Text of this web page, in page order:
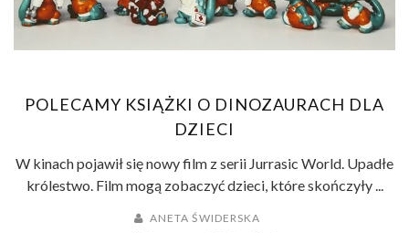
POLECAMY KSIĄŻKI O DINOZAURACH DLA
DZIECI
W kinach pojawił się nowy film z serii Jurrasic World. Upadłe
królestwo. Film mogą zobaczyć dzieci, które skończyły ...
ANETA ŚWIDERSKA